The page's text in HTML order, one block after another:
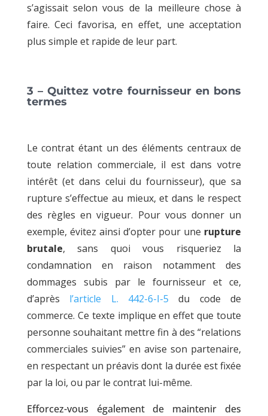
s’agissait selon vous de la meilleure chose à
faire. Ceci favorisa, en effet, une acceptation
plus simple et rapide de leur part.
3 – Quittez votre fournisseur en bons
termes
Le contrat étant un des éléments centraux de
toute relation commerciale, il est dans votre
intérêt (et dans celui du fournisseur), que sa
rupture s’effectue au mieux, et dans le respect
des règles en vigueur. Pour vous donner un
exemple, évitez ainsi d’opter pour une rupture
brutale, sans quoi vous risqueriez la
condamnation en raison notamment des
dommages subis par le fournisseur et ce,
d’après l’article L. 442-6-I-5 du code de
commerce. Ce texte implique en effetque toute
personne souhaitant mettre fin à des “relations
commerciales suivies” en avise son partenaire,
en respectant un préavis dont la durée est fixée
par la loi, ou par le contrat lui-même.
Efforcez-vous également de maintenir des